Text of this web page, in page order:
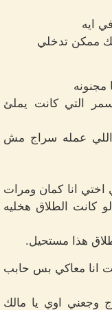
ايه
ممكن تدخلي
مجنونه
التي كانت يملئ
اللي عمله سراج مش
انا كمان ومرات
كانت الطلاق هخليه
هذا مستحيل.
انا معاكي بس حابب
وجعني اوي يا مالك